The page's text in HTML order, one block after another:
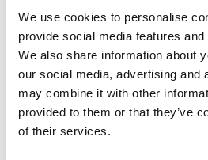
We use cookies to personalise
provide social media features
We also share information about
our social media, advertising and
may combine it with other
provided to them or that they’ve
of their services.
fluxos como marketing ou
Primeiro marco prático:
transacional com botão
veja quantos clientes o
clique e o volume de